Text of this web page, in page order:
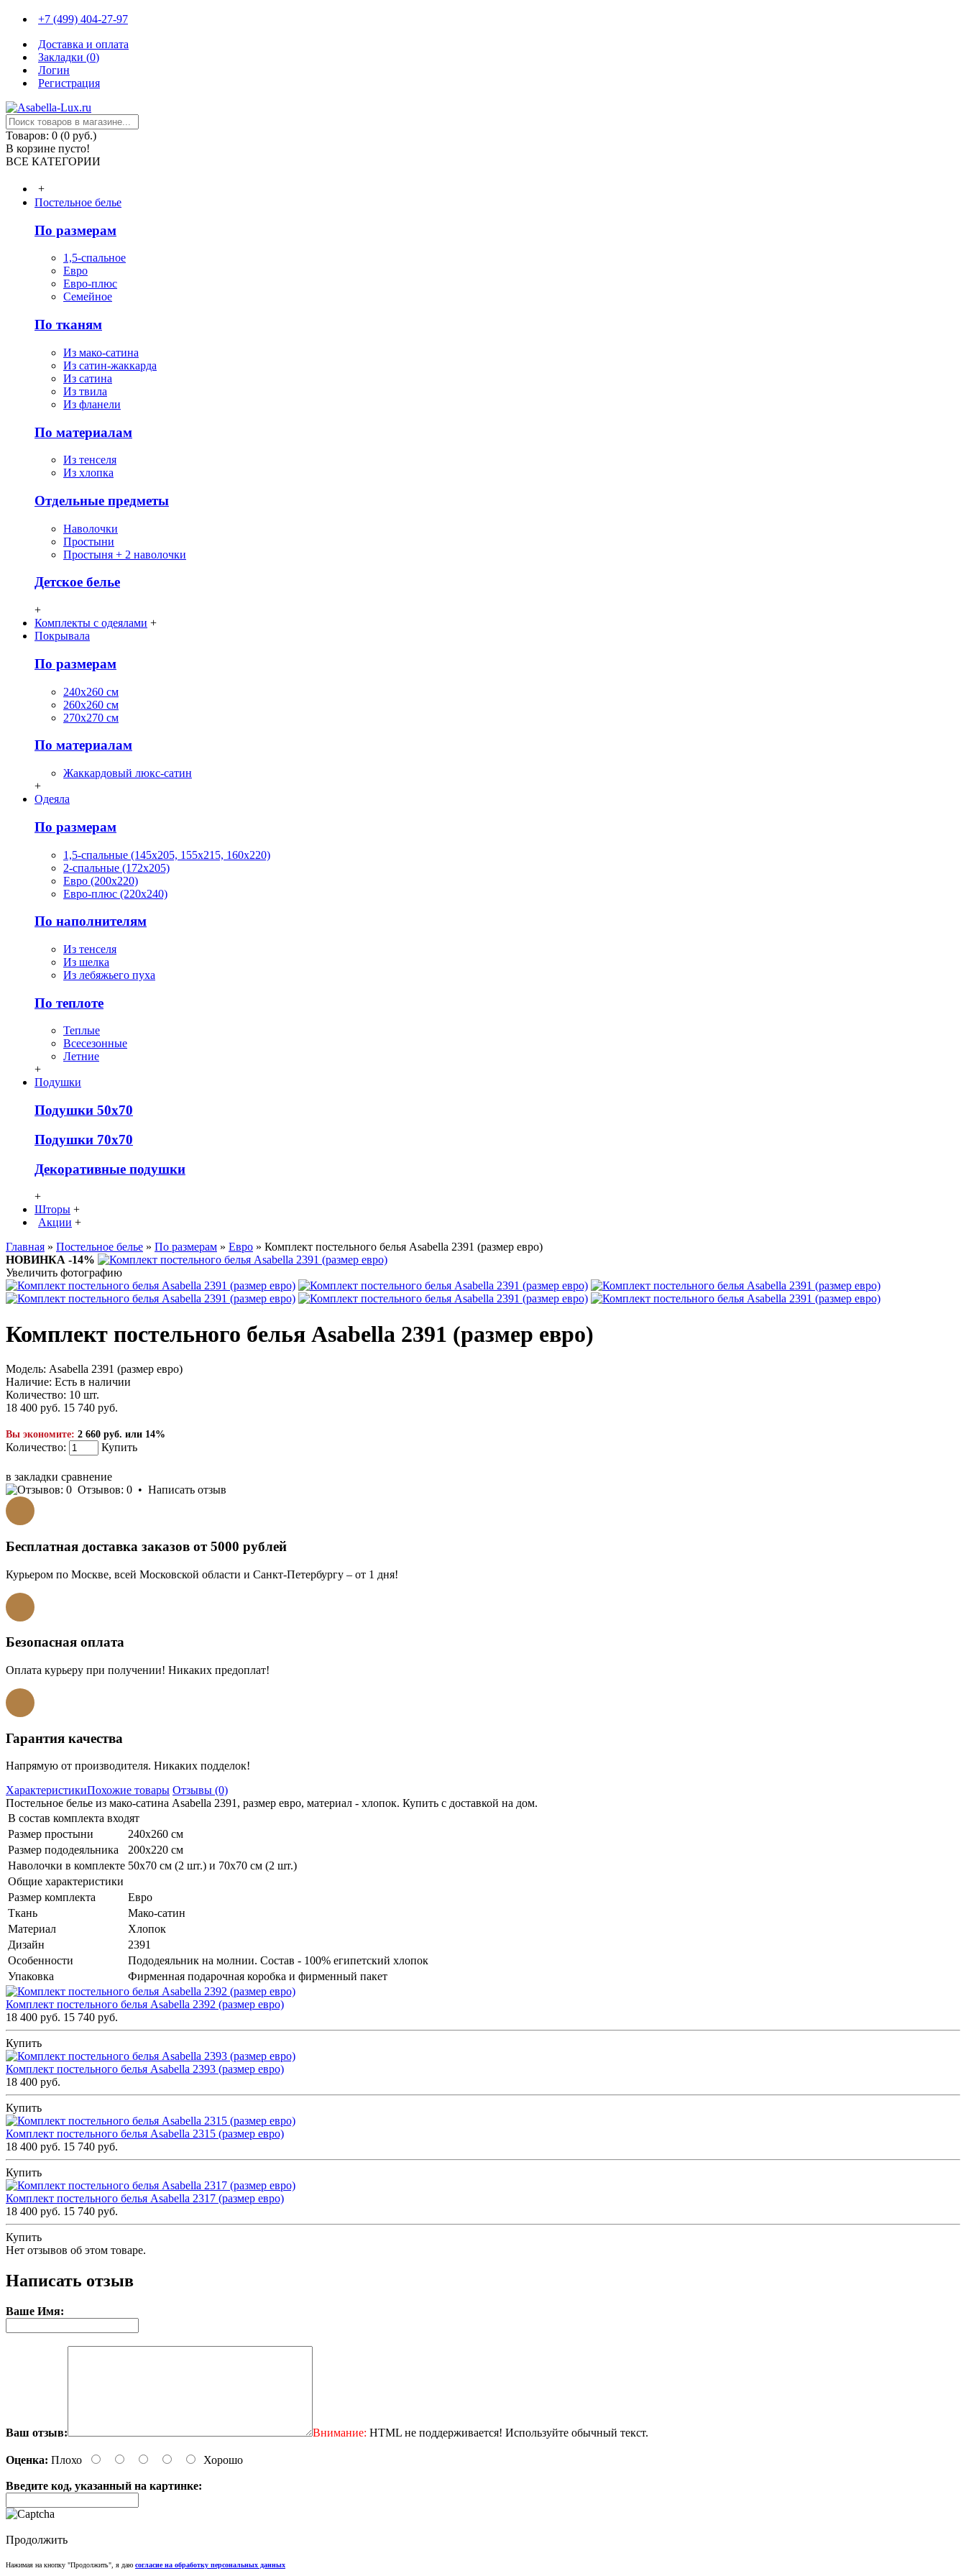
+7 (499) 404-27-97
Доставка и оплата
Закладки (0)
Логин
Регистрация
Товаров: 0 (0 руб.)
В корзине пусто!
ВСЕ КАТЕГОРИИ
+
Постельное белье
По размерам
1,5-спальное
Евро
Евро-плюс
Семейное
По тканям
Из мако-сатина
Из сатин-жаккарда
Из сатина
Из твила
Из фланели
По материалам
Из тенселя
Из хлопка
Отдельные предметы
Наволочки
Простыни
Простыня + 2 наволочки
Детское белье
+
Комплекты с одеялами +
Покрывала
По размерам
240х260 см
260х260 см
270х270 см
По материалам
Жаккардовый люкс-сатин
+
Одеяла
По размерам
1,5-спальные (145х205, 155х215, 160х220)
2-спальные (172х205)
Евро (200х220)
Евро-плюс (220х240)
По наполнителям
Из тенселя
Из шелка
Из лебяжьего пуха
По теплоте
Теплые
Всесезонные
Летние
+
Подушки
Подушки 50х70
Подушки 70х70
Декоративные подушки
+
Шторы +
Акции +
Главная » Постельное белье » По размерам » Евро » Комплект постельного белья Asabella 2391 (размер евро)
НОВИНКА -14%
Увеличить фотографию
Комплект постельного белья Asabella 2391 (размер евро)
Модель: Asabella 2391 (размер евро)
Наличие: Есть в наличии
Количество: 10 шт.
18 400 руб. 15 740 руб.
Вы экономите: 2 660 руб. или 14%
Количество: Купить
в закладки сравнение
Отзывов: 0 • Написать отзыв
Бесплатная доставка заказов от 5000 рублей
Курьером по Москве, всей Московской области и Санкт-Петербургу – от 1 дня!
Безопасная оплата
Оплата курьеру при получении! Никаких предоплат!
Гарантия качества
Напрямую от производителя. Никаких подделок!
ХарактеристикиПохожие товары Отзывы (0)
Постельное белье из мако-сатина Asabella 2391, размер евро, материал - хлопок. Купить с доставкой на дом.
В состав комплекта входят
Размер простыни
240х260 см
Размер пододеяльника
200х220 см
Наволочки в комплекте 50х70 см (2 шт.) и 70х70 см (2 шт.)
Общие характеристики
Размер комплекта
Евро
Ткань
Мако-сатин
Материал
Хлопок
Дизайн
2391
Особенности
Пододеяльник на молнии. Состав - 100% египетский хлопок
Упаковка
Фирменная подарочная коробка и фирменный пакет
Комплект постельного белья Asabella 2392 (размер евро)
18 400 руб. 15 740 руб.
Купить
Комплект постельного белья Asabella 2393 (размер евро)
18 400 руб.
Купить
Комплект постельного белья Asabella 2315 (размер евро)
18 400 руб. 15 740 руб.
Купить
Комплект постельного белья Asabella 2317 (размер евро)
18 400 руб. 15 740 руб.
Купить
Нет отзывов об этом товаре.
Написать отзыв
Ваше Имя:
Ваш отзыв: Внимание: HTML не поддерживается! Используйте обычный текст.
Оценка: Плохо Хорошо
Введите код, указанный на картинке:
Продолжить
Нажимая на кнопку "Продолжить", я даю согласие на обработку персональных данных